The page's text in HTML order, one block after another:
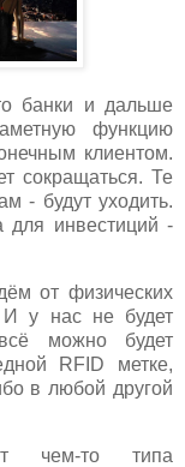
банки и дальше
функцию
клиентом.
сокращаться. Те
- будут уходить.
для инвестиций -
от физических
И у нас не будет
можно будет
RFID метке,
в любой другой
чем-то типа